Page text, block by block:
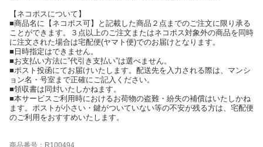
【ネコポスについて】
■商品名に【ネコポス可】と記載した商品２点までのご注文に限り承る
ことができます。３点以上のご注文またはネコポス対象外の商品を同時
に注文された場合は宅配便(ヤマト便)でのお届けとなります。
■日時指定はできません。
■お支払い方法に”代引き支払い”は選べません。
■ポスト投函にてお届けいたします。配送先を入力される際は、マンシ
ョン名・号室まで正確にご記入ください。
■領収書は同封いたしかねます。
■本サービスご利用時におけるお荷物の盗難・紛失の補償はいたしかね
ます。ポストが小さい・鍵がついていない等の不安が残る方は、宅配便
のご利用をおすすめいたします。
商品番号：R100494